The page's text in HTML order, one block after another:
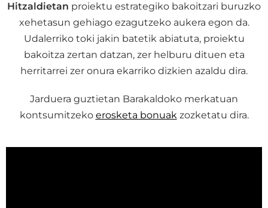
Hitzaldietan proiektu estrategiko bakoitzari buruzko
xehetasun gehiago ezagutzeko aukera egon da.
Udalerriko toki jakin batetik abiatuta, proiektu
bakoitza zertan datzan, zer helburu dituen eta
herritarrei zer onura ekarriko dizkien azaldu dira.
Jarduera guztietan Barakaldoko merkatuan
kontsumitzeko erosketa bonuakzozketatu dira.